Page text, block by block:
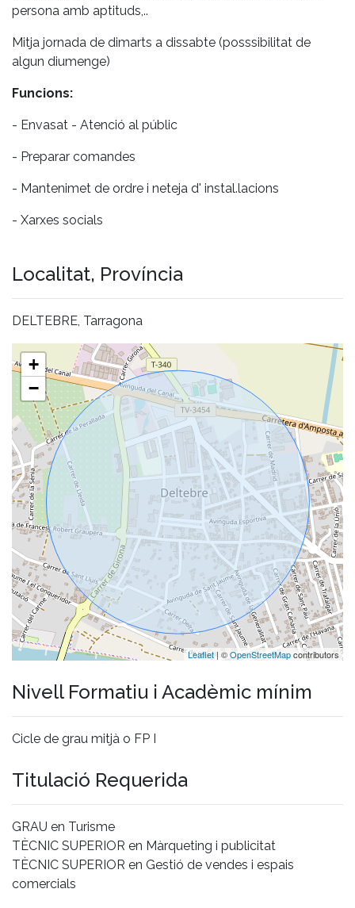
persona amb aptituds,..
Mitja jornada de dimarts a dissabte (posssibilitat de
algun diumenge)
Funcions:
- Envasat - Atenció al públic
- Preparar comandes
- Mantenimet de ordre i neteja d' instal.lacions
- Xarxes socials
Localitat, Província
DELTEBRE, Tarragona
+
−
Leaflet| ©OpenStreetMapcontributors
Nivell Formatiu i Acadèmic mínim
Cicle de grau mitjà o FP I
Titulació Requerida
GRAU en Turisme
TÈCNIC SUPERIOR en Màrqueting i publicitat
TÈCNIC SUPERIOR en Gestió de vendes i espais
comercials